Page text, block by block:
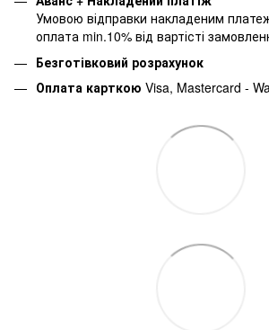
Умовою відправки накладеним
оплата min.10% від вартісті
Безготівковий розрахунок
Оплата карткою Visa, Mastercard -